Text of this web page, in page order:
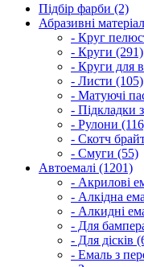
Підбір фарби (2)
Абразивні
- Круг
- Круги (291)
- Круги для
- Листи (105)
- Матуючі
- Підкладки
- Рулони
- Скотч
- Смуги (55)
Автоемалі (1201)
- Акрилові
- Алкідна
- Алкидні
- Для
- Для дісків
- Емаль з